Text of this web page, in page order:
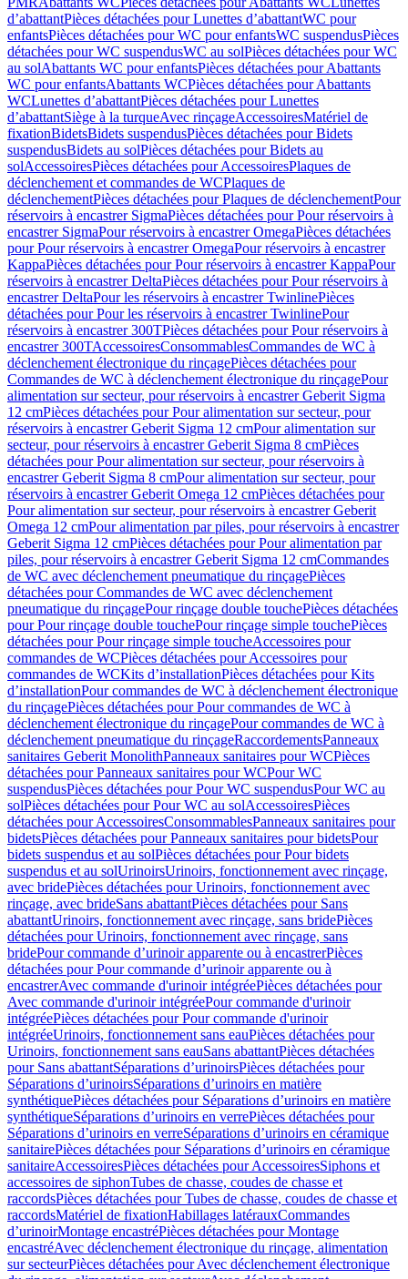
d’abattantPièces détachées pour Lunettes d’abattantWC pour
enfantsPièces détachées pour WC pour enfantsWC suspendusPièces
détachées pour WC suspendusWC au solPièces détachées pour WC
au solAbattants WC pour enfantsPièces détachées pour Abattants
WC pour enfantsAbattants WCPièces détachées pour Abattants
WCLunettes d’abattantPièces détachées pour Lunettes
d’abattantSiège à la turqueAvec rinçageAccessoiresMatériel de
fixationBidetsBidets suspendusPièces détachées pour Bidets
suspendusBidets au solPièces détachées pour Bidets au
solAccessoiresPièces détachées pour AccessoiresPlaques de
déclenchement et commandes de WCPlaques de
déclenchementPièces détachées pour Plaques de déclenchementPour
réservoirs à encastrer SigmaPièces détachées pour Pour réservoirs à
encastrer SigmaPour réservoirs à encastrer OmegaPièces détachées
pour Pour réservoirs à encastrer OmegaPour réservoirs à encastrer
KappaPièces détachées pour Pour réservoirs à encastrer KappaPour
réservoirs à encastrer DeltaPièces détachées pour Pour réservoirs à
encastrer DeltaPour les réservoirs à encastrer TwinlinePièces
détachées pour Pour les réservoirs à encastrer TwinlinePour
réservoirs à encastrer 300TPièces détachées pour Pour réservoirs à
encastrer 300TAccessoiresConsommablesCommandes de WC à
déclenchement électronique du rinçagePièces détachées pour
Commandes de WC à déclenchement électronique du rinçagePour
alimentation sur secteur, pour réservoirs à encastrer Geberit Sigma
12 cmPièces détachées pour Pour alimentation sur secteur, pour
réservoirs à encastrer Geberit Sigma 12 cmPour alimentation sur
secteur, pour réservoirs à encastrer Geberit Sigma 8 cmPièces
détachées pour Pour alimentation sur secteur, pour réservoirs à
encastrer Geberit Sigma 8 cmPour alimentation sur secteur, pour
réservoirs à encastrer Geberit Omega 12 cmPièces détachées pour
Pour alimentation sur secteur, pour réservoirs à encastrer Geberit
Omega 12 cmPour alimentation par piles, pour réservoirs à encastrer
Geberit Sigma 12 cmPièces détachées pour Pour alimentation par
piles, pour réservoirs à encastrer Geberit Sigma 12 cmCommandes
de WC avec déclenchement pneumatique du rinçagePièces
détachées pour Commandes de WC avec déclenchement
pneumatique du rinçagePour rinçage double touchePièces détachées
pour Pour rinçage double touchePour rinçage simple touchePièces
détachées pour Pour rinçage simple toucheAccessoires pour
commandes de WCPièces détachées pour Accessoires pour
commandes de WCKits d’installationPièces détachées pour Kits
d’installationPour commandes de WC à déclenchement électronique
du rinçagePièces détachées pour Pour commandes de WC à
déclenchement électronique du rinçagePour commandes de WC à
déclenchement pneumatique du rinçageRaccordementsPanneaux
sanitaires Geberit MonolithPanneaux sanitaires pour WCPièces
détachées pour Panneaux sanitaires pour WCPour WC
suspendusPièces détachées pour Pour WC suspendusPour WC au
solPièces détachées pour Pour WC au solAccessoiresPièces
détachées pour AccessoiresConsommablesPanneaux sanitaires pour
bidetsPièces détachées pour Panneaux sanitaires pour bidetsPour
bidets suspendus et au solPièces détachées pour Pour bidets
suspendus et au solUrinoirsUrinoirs, fonctionnement avec rinçage,
avec bridePièces détachées pour Urinoirs, fonctionnement avec
rinçage, avec brideSans abattantPièces détachées pour Sans
abattantUrinoirs, fonctionnement avec rinçage, sans bridePièces
détachées pour Urinoirs, fonctionnement avec rinçage, sans
bridePour commande d’urinoir apparente ou à encastrerPièces
détachées pour Pour commande d’urinoir apparente ou à
encastrerAvec commande d'urinoir intégréePièces détachées pour
Avec commande d'urinoir intégréePour commande d'urinoir
intégréePièces détachées pour Pour commande d'urinoir
intégréeUrinoirs, fonctionnement sans eauPièces détachées pour
Urinoirs, fonctionnement sans eauSans abattantPièces détachées
pour Sans abattantSéparations d’urinoirsPièces détachées pour
Séparations d’urinoirsSéparations d’urinoirs en matière
synthétiquePièces détachées pour Séparations d’urinoirs en matière
synthétiqueSéparations d’urinoirs en verrePièces détachées pour
Séparations d’urinoirs en verreSéparations d’urinoirs en céramique
sanitairePièces détachées pour Séparations d’urinoirs en céramique
sanitaireAccessoiresPièces détachées pour AccessoiresSiphons et
accessoires de siphonTubes de chasse, coudes de chasse et
raccordsPièces détachées pour Tubes de chasse, coudes de chasse et
raccordsMatériel de fixationHabillages latérauxCommandes
dʼurinoirMontage encastréPièces détachées pour Montage
encastréAvec déclenchement électronique du rinçage, alimentation
sur secteurPièces détachées pour Avec déclenchement électronique